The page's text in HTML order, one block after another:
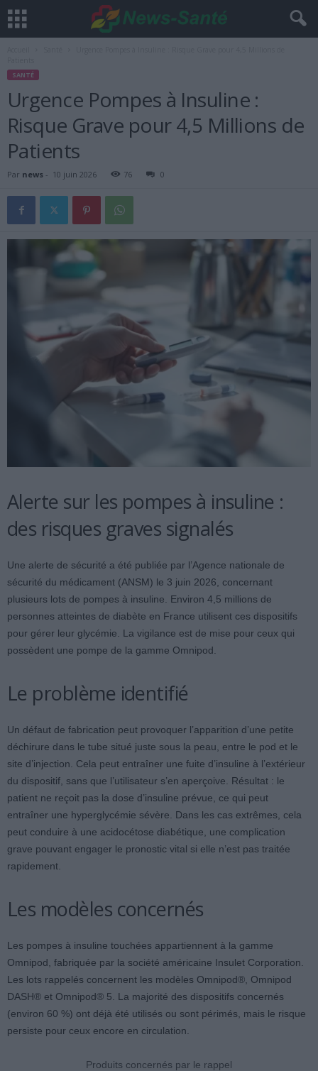
SANTÉ
Urgence Pompes à Insuline :
Risque Grave pour 4,5 Millions de
Patients
Par news - 10 juin 2026 76 0
Alerte sur les pompes à insuline :
des risques graves signalés
Une alerte de sécurité a été publiée par l’Agence nationale de
sécurité du médicament (ANSM) le 3 juin 2026, concernant
plusieurs lots de pompes à insuline. Environ 4,5 millions de
personnes atteintes de diabète en France utilisent ces dispositifs
pour gérer leur glycémie. La vigilance est de mise pour ceux qui
possèdent une pompe de la gamme Omnipod.
Le problème identifié
Un défaut de fabrication peut provoquer l’apparition d’une petite
déchirure dans le tube situé juste sous la peau, entre le pod et le
site d’injection. Cela peut entraîner une fuite d’insuline à l’extérieur
du dispositif, sans que l’utilisateur s’en aperçoive. Résultat : le
patient ne reçoit pas la dose d’insuline prévue, ce qui peut
entraîner une hyperglycémie sévère. Dans les cas extrêmes, cela
peut conduire à une acidocétose diabétique, une complication
grave pouvant engager le pronostic vital si elle n’est pas traitée
rapidement.
Les modèles concernés
Les pompes à insuline touchées appartiennent à la gamme
Omnipod, fabriquée par la société américaine Insulet Corporation.
Les lots rappelés concernent les modèles Omnipod®, Omnipod
DASH® et Omnipod® 5. La majorité des dispositifs concernés
(environ 60 %) ont déjà été utilisés ou sont périmés, mais le risque
persiste pour ceux encore en circulation.
Produits concernés par le rappel